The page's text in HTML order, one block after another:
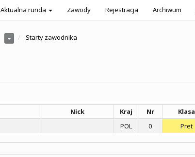
Aktualna runda Zawody Rejestracja Archiwum
Starty zawodnika
Nick Kraj Nr Klasa
POL 0 Pret